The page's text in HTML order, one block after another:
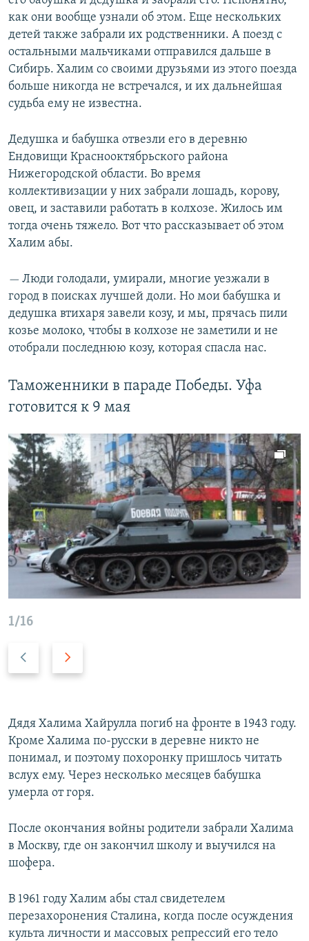
как они вообще узнали об этом. Еще нескольких
детей также забрали их родственники. А поезд с
остальными мальчиками отправился дальше в
Сибирь. Халим со своими друзьями из этого поезда
больше никогда не встречался, и их дальнейшая
судьба ему не известна.
Дедушка и бабушка отвезли его в деревню
Ендовищи Краснооктябрьского района
Нижегородской области. Во время
коллективизации у них забрали лошадь, корову,
овец, и заставили работать в колхозе. Жилось им
тогда очень тяжело. Вот что рассказывает об этом
Халим абы.
— Люди голодали, умирали, многие уезжали в
город в поисках лучшей доли. Но мои бабушка и
дедушка втихаря завели козу, и мы, прячась пили
козье молоко, чтобы в колхозе не заметили и не
отобрали последнюю козу, которая спасла нас.
Таможенники в параде Победы. Уфа
готовится к 9 мая
1/16
д
е
д
Дядя Халима Хайрулла погиб на фронте в 1943 году.
Кроме Халима по-русски в деревне никто не
понимал, и поэтому похоронку пришлось читать
вслух ему. Через несколько месяцев бабушка
умерла от горя.
После окончания войны родители забрали Халима
в Москву, где он закончил школу и выучился на
шофера.
В 1961 году Халим абы стал свидетелем
перезахоронения Сталина, когда после осуждения
культа личности и массовых репрессий его тело